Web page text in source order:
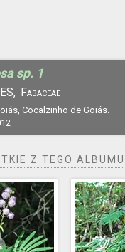
sp. 1
Fabaceae
Cocalzinho de Goiás.
Z TEGO ALBUMU